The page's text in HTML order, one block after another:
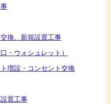
換、新規設置工事
・ウォシュレット）
増設・コンセント交換
置工事